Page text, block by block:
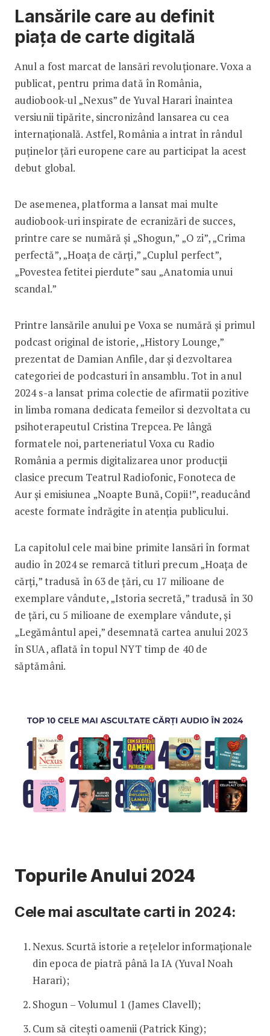
Lansările care au definit
piața de carte digitală
Anul a fost marcat de lansări revoluționare. Voxa a
publicat, pentru prima dată în România,
audiobook-ul „Nexus” de Yuval Harari înaintea
versiunii tipărite, sincronizând lansarea cu cea
internațională. Astfel, România a intrat în rândul
puținelor țări europene care au participat la acest
debut global.
De asemenea, platforma a lansat mai multe
audiobook-uri inspirate de ecranizări de succes,
printre care se numără și „Shogun,” „O zi”, „Crima
perfectă”, „Hoața de cărți,” „Cuplul perfect”,
„Povestea fetitei pierdute” sau „Anatomia unui
scandal.”
Printre lansările anului pe Voxa se numără și primul
podcast original de istorie, „History Lounge,”
prezentat de Damian Anfile, dar și dezvoltarea
categoriei de podcasturi în ansamblu. Tot in anul
2024 s-a lansat prima colectie de afirmatii pozitive
in limba romana dedicata femeilor si dezvoltata cu
psihoterapeutul Cristina Trepcea. Pe lângă
formatele noi, parteneriatul Voxa cu Radio
România a permis digitalizarea unor producții
clasice precum Teatrul Radiofonic, Fonoteca de
Aur și emisiunea „Noapte Bună, Copii!”, readucând
aceste formate îndrăgite în atenția publicului.
La capitolul cele mai bine primite lansări în format
audio în 2024 se remarcă titluri precum „Hoața de
cărți,” tradusă în 63 de țări, cu 17 milioane de
exemplare vândute, „Istoria secretă,” tradusă în 30
de țări, cu 5 milioane de exemplare vândute, și
„Legământul apei,” desemnată cartea anului 2023
în SUA, aflată în topul NYT timp de 40 de
săptămâni.
Topurile Anului 2024
Cele mai ascultate carti in 2024:
Nexus. Scurtă istorie a rețelelor informaționale
din epoca de piatră până la IA (Yuval Noah
Harari);
Shogun – Volumul 1 (James Clavell);
Cum să citești oamenii (Patrick King);